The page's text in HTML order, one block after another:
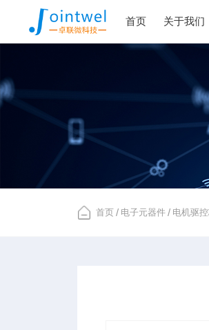
首页 关于我们
首页 / 电子元器件 / 电机驱